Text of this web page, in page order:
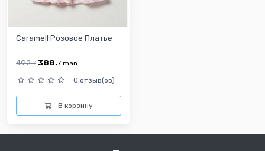
Caramell Розовое Платье
492.7 388.7 man
0 отзыв(ов)
В корзину